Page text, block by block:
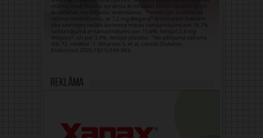
Reklāma